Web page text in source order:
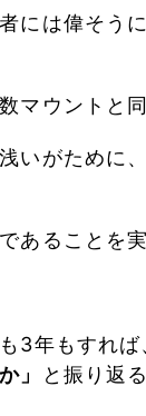
には偉そう
マウントと同
いがために
あることを
3年もすれば
」
と振り返